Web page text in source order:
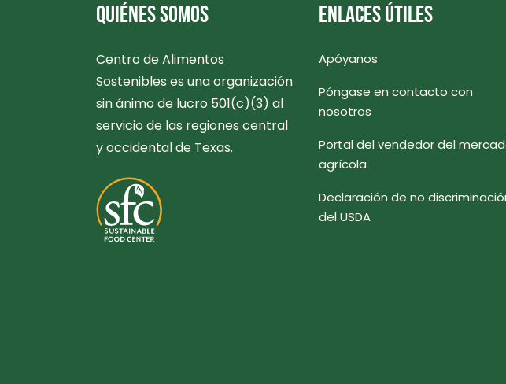
QUIÉNES SOMOS
Centro de Alimentos
Sostenibles es una organización
sin ánimo de lucro 501(c)(3) al
servicio de las regiones central
y occidental de Texas.
ENLACES ÚTILES
Apóyanos
Póngase en contacto con
nosotros
Portal del vendedor del
agrícola
Declaración de no
del USDA